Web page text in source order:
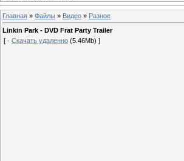
Главная » Файлы » Видео » Разное
Linkin Park - DVD Frat Party Trailer
[ · Скачать удаленно (5.46Mb) ]